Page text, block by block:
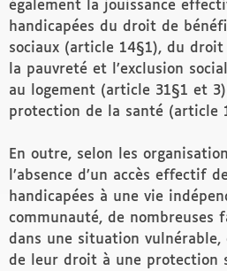
également la jouissance
handicapées du droit de
sociaux (article 14§1), du
la pauvreté et l’exclusion
au logement (article 31§1 et
protection de la santé (article
En outre, selon les
l’absence d’un accès effectif
handicapées à une vie
communauté, de nombreuses
dans une situation
de leur droit à une protection